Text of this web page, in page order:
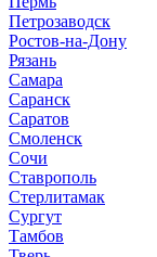
Петрозаводск
Ростов-на-Дону
Рязань
Самара
Саранск
Саратов
Смоленск
Сочи
Ставрополь
Стерлитамак
Сургут
Тамбов